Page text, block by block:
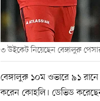
৩ উইকেট নিয়েছেন বেঙ্গালুরু
বেঙ্গালুরু ১০ম ওভারে ৯১
করেন কোহলি। ডেভিড